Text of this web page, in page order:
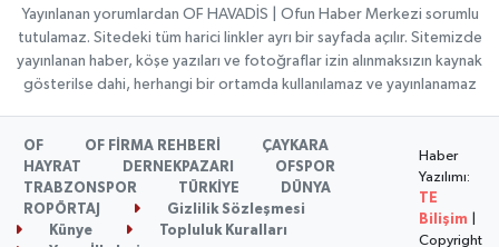
Yayınlanan yorumlardan OF HAVADİS | Ofun Haber Merkezi sorumlu
tutulamaz. Sitedeki tüm harici linkler ayrı bir sayfada açılır. Sitemizde
yayınlanan haber, köşe yazıları ve fotoğraflar izin alınmaksızın kaynak
gösterilse dahi, herhangi bir ortamda kullanılamaz ve yayınlanamaz
OF OF FİRMA REHBERİ
ÇAYKARA
HAYRAT
DERNEKPAZARI
OFSPOR
TRABZONSPOR
TÜRKİYE
DÜNYA
ROPÖRTAJ
Gizlilik Sözleşmesi
Künye
Topluluk Kuralları
Haber
Yazılımı:
TE
Bilişim
Copyright